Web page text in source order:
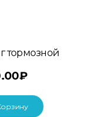
тормозной
₽